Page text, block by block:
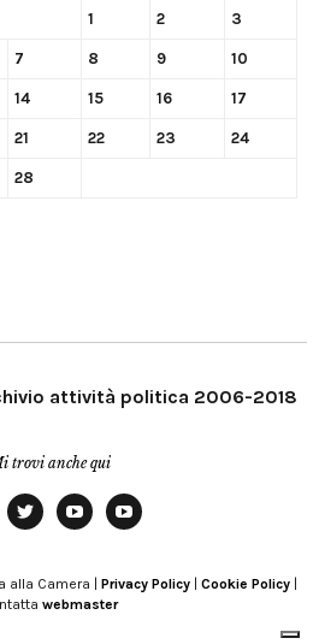
1 2 3
7 8 9 10
14 15 16 17
21 22 23 24
28
attività politica 2006-2018
trovi anche qui
Modena
alla Camera | Privacy Policy| Cookie Policy|
webmaster